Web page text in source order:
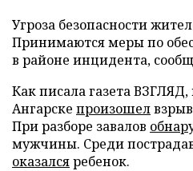
Угроза безопасности
Принимаются меры по
в районе инцидента,
Как писала газета
Ангарске произошел
При разборе завалов
мужчины. Среди
оказалсяребенок.